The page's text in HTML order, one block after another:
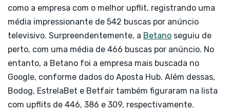
como a empresa com o melhor upflit, registrando uma
média impressionante de 542 buscas por anúncio
televisivo. Surpreendentemente, a Betano seguiu de
perto, com uma média de 466 buscas por anúncio. No
entanto, a Betano foi a empresa mais buscada no
Google, conforme dados do Aposta Hub. Além dessas,
Bodog, EstrelaBet e Betfair também figuraram na lista
com upflits de 446, 386 e 309, respectivamente.